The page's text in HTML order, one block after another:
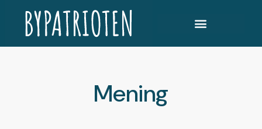
Mening